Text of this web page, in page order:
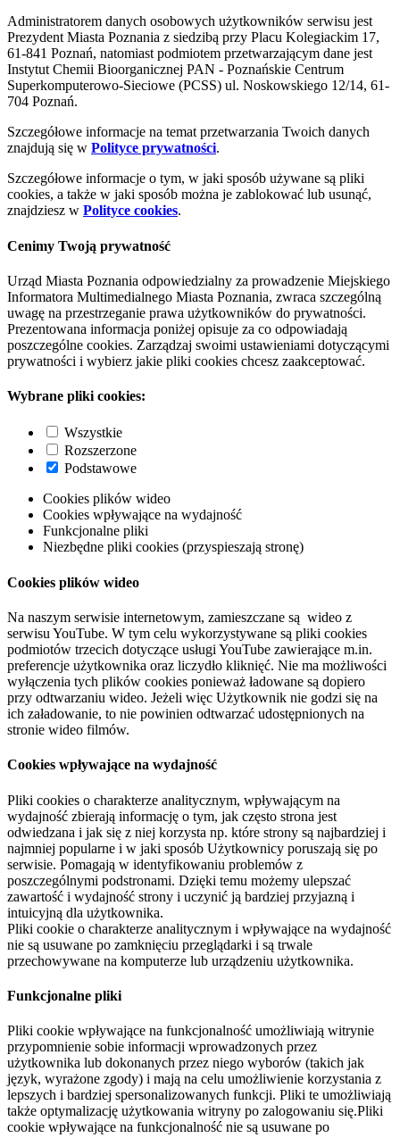
Administratorem danych osobowych użytkowników serwisu jest
Prezydent Miasta Poznania z siedzibą przy Placu Kolegiackim 17,
61-841 Poznań, natomiast podmiotem przetwarzającym dane jest
Instytut Chemii Bioorganicznej PAN - Poznańskie Centrum
Superkomputerowo-Sieciowe (PCSS) ul. Noskowskiego 12/14, 61-
704 Poznań.
Szczegółowe informacje na temat przetwarzania Twoich danych
znajdują się w Polityce prywatności.
Szczegółowe informacje o tym, w jaki sposób używane są pliki
cookies, a także w jaki sposób można je zablokować lub usunąć,
znajdziesz w Polityce cookies.
Cenimy Twoją prywatność
Urząd Miasta Poznania odpowiedzialny za prowadzenie Miejskiego
Informatora Multimedialnego Miasta Poznania, zwraca szczególną
uwagę na przestrzeganie prawa użytkowników do prywatności.
Prezentowana informacja poniżej opisuje za co odpowiadają
poszczególne cookies. Zarządzaj swoimi ustawieniami dotyczącymi
prywatności i wybierz jakie pliki cookies chcesz zaakceptować.
Wybrane pliki cookies:
Wszystkie
Rozszerzone
Podstawowe
Cookies plików wideo
Cookies wpływające na wydajność
Funkcjonalne pliki
Niezbędne pliki cookies (przyspieszają stronę)
Cookies plików wideo
Na naszym serwisie internetowym, zamieszczane są wideo z
serwisu YouTube. W tym celu wykorzystywane są pliki cookies
podmiotów trzecich dotyczące usługi YouTube zawierające m.in.
preferencje użytkownika oraz liczydło kliknięć. Nie ma możliwości
wyłączenia tych plików cookies ponieważ ładowane są dopiero
przy odtwarzaniu wideo. Jeżeli więc Użytkownik nie godzi się na
ich załadowanie, to nie powinien odtwarzać udostępnionych na
stronie wideo filmów.
Cookies wpływające na wydajność
Pliki cookies o charakterze analitycznym, wpływającym na
wydajność zbierają informację o tym, jak często strona jest
odwiedzana i jak się z niej korzysta np. które strony są najbardziej i
najmniej popularne i w jaki sposób Użytkownicy poruszają się po
serwisie. Pomagają w identyfikowaniu problemów z
poszczególnymi podstronami. Dzięki temu możemy ulepszać
zawartość i wydajność strony i uczynić ją bardziej przyjazną i
intuicyjną dla użytkownika.
Pliki cookie o charakterze analitycznym i wpływające na wydajność
nie są usuwane po zamknięciu przeglądarki i są trwale
przechowywane na komputerze lub urządzeniu użytkownika.
Funkcjonalne pliki
Pliki cookie wpływające na funkcjonalność umożliwiają witrynie
przypomnienie sobie informacji wprowadzonych przez
użytkownika lub dokonanych przez niego wyborów (takich jak
język, wyrażone zgody) i mają na celu umożliwienie korzystania z
lepszych i bardziej spersonalizowanych funkcji. Pliki te umożliwiają
także optymalizację użytkowania witryny po zalogowaniu się.Pliki
cookie wpływające na funkcjonalność nie są usuwane po